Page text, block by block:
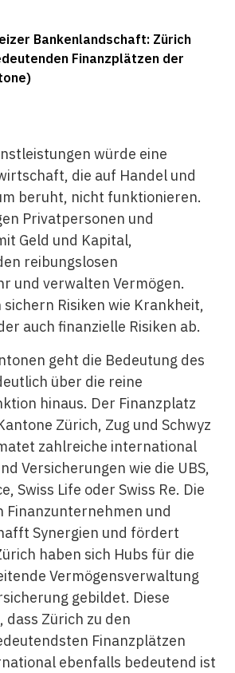
Bankenlandschaft: Zürich
Finanzplätzen der
würde eine
die auf Handel und
beruht, nicht funktionieren.
Privatpersonen und
Geld und Kapital,
reibungslosen
und verwalten Vermögen.
Risiken wie Krankheit,
auch finanzielle Risiken ab.
geht die Bedeutung des
über die reine
hinaus. Der Finanzplatz
Zürich, Zug und Schwyz
zahlreiche international
Versicherungen wie die UBS,
Swiss Life oder Swiss Re. Die
Finanzunternehmen und
Synergien und fördert
haben sich Hubs für die
Vermögensverwaltung
gebildet. Diese
dass Zürich zu den
Finanzplätzen
ebenfalls bedeutend ist